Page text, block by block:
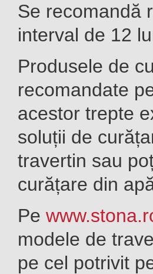
Se recomandă
interval de 12
Produsele de
recomandate
acestor trepte
soluții de
travertin sau
curățare din
Pe
modele de
pe cel potrivit